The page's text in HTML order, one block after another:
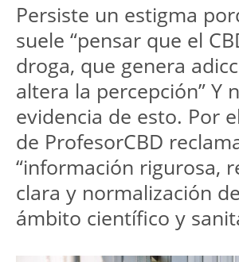
Persiste un estigma
suele “pensar que el
droga, que genera
altera la percepción” Y
evidencia de esto. Por
de ProfesorCBD
“información rigurosa,
clara y normalización
ámbito científico y